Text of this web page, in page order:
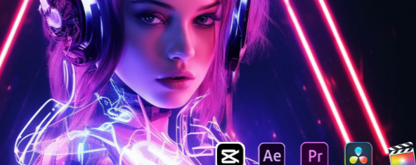
转行就业 在职加薪